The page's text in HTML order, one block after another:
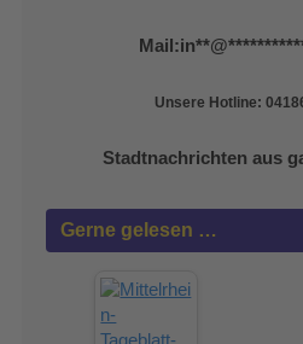
Mail:in**@
Unsere Hotline:
Stadtnachrichten aus
Gerne gelesen …